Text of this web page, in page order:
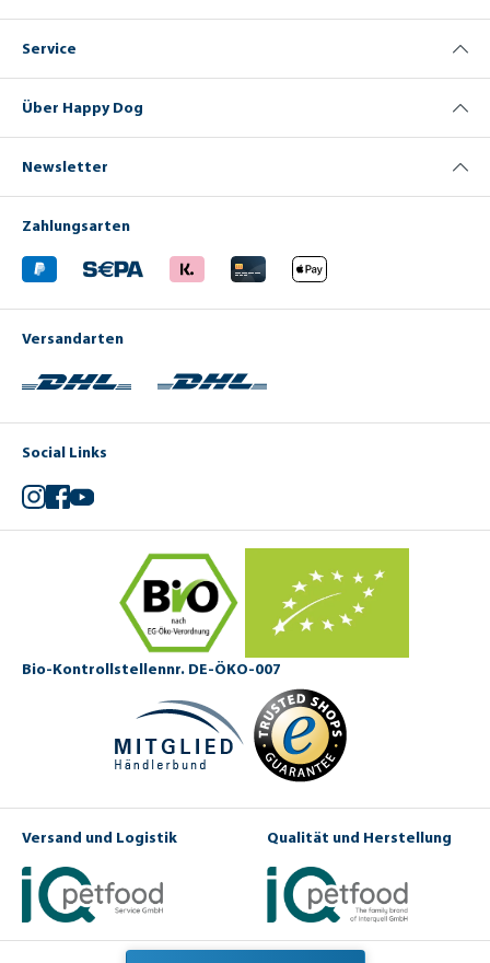
Service
Über Happy Dog
Newsletter
Zahlungsarten
Versandarten
Social Links
Instagram
Facebook
YouTube
Bio-Kontrollstellennr. DE-ÖKO-007
Versand und Logistik Qualität und Herstellung